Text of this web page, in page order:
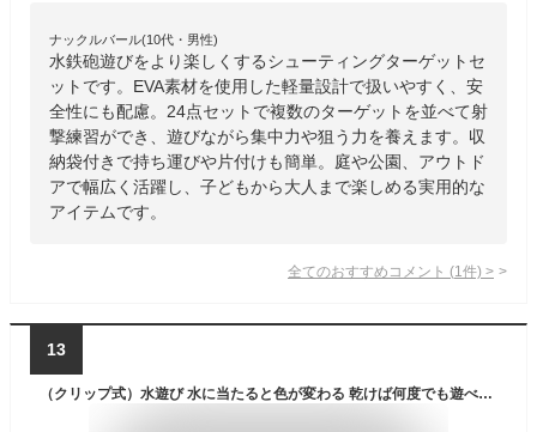
ナックルバール(10代・男性)
水鉄砲遊びをより楽しくするシューティングターゲットセ
ットです。EVA素材を使用した軽量設計で扱いやすく、安
全性にも配慮。24点セットで複数のターゲットを並べて射
撃練習ができ、遊びながら集中力や狙う力を養えます。収
納袋付きで持ち運びや片付けも簡単。庭や公園、アウトド
アで幅広く活躍し、子どもから大人まで楽しめる実用的な
アイテムです。
全てのおすすめコメント (1 件) >
13
（クリップ式）水遊び 水に当たると色が変わる 乾けば何度でも遊べる ウォーターガンでシューティング対決 ヒットマーカー 2P 1個